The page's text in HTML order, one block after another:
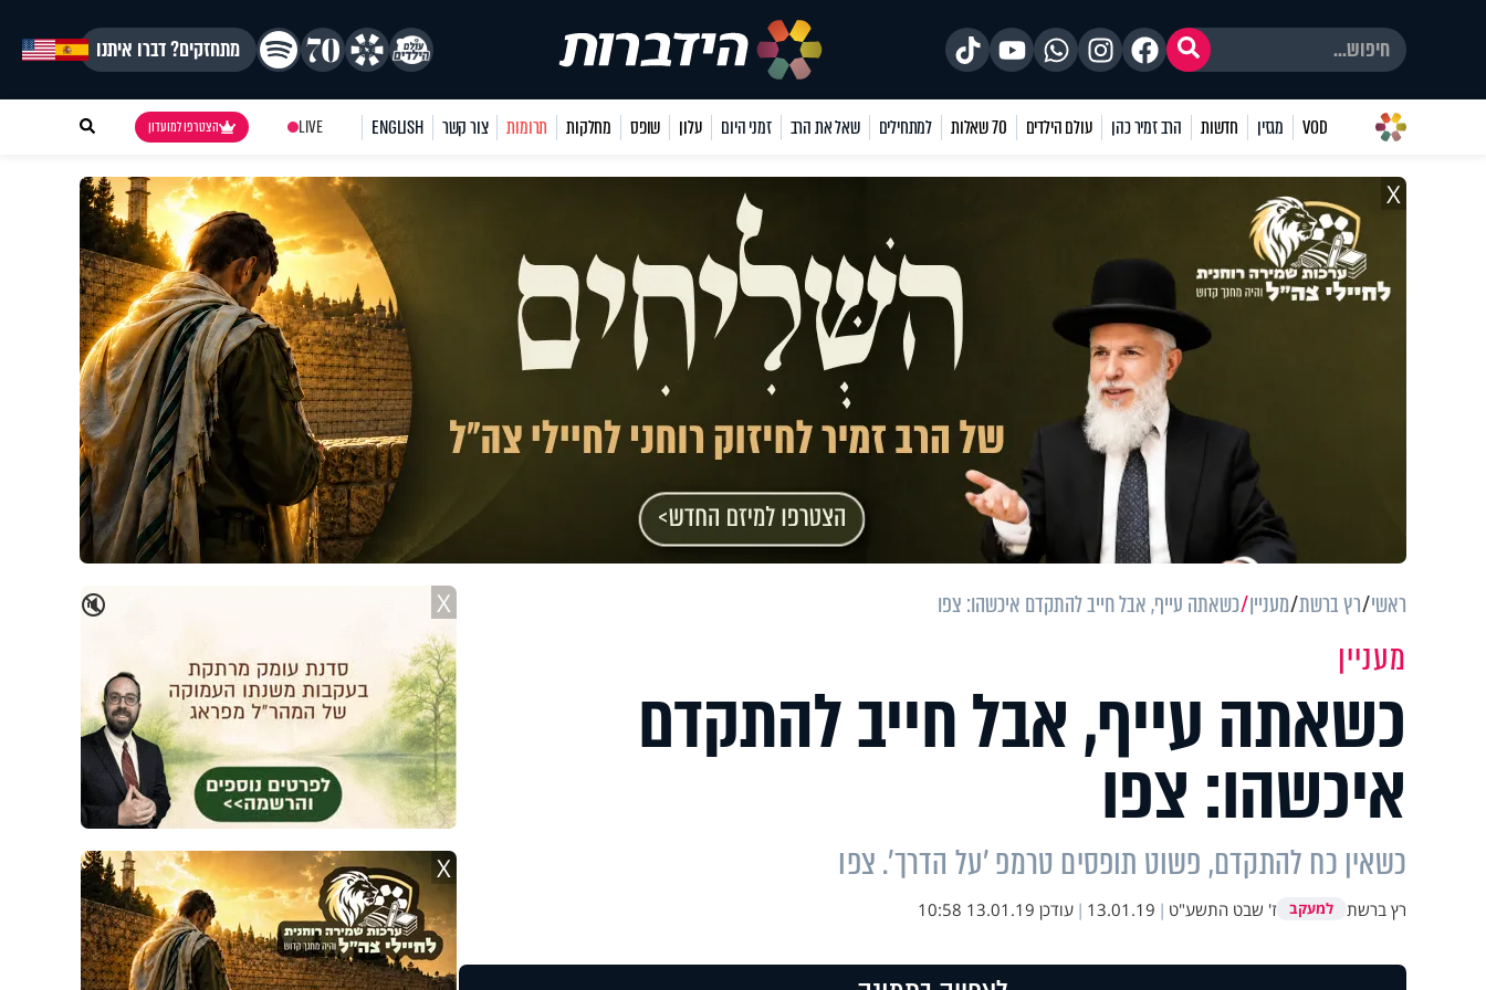
מתחזקים? דברו איתנו
VOD מגזין חדשות הרב זמיר כהן עולם הילדים 70 שאלות למתחילים שאל את הרב זמני היום עלון שופס מחלקות תרומות צור קשר ENGLISH
LIVE הצטרפו למועדון
X
ראשי רץ ברשת מעניין כשאתה עייף, אבל חייב להתקדם איכשהו: צפו
מעניין
כשאתה עייף, אבל חייב להתקדם
איכשהו: צפו
כשאין כח להתקדם, פשוט תופסים טרמפ 'על הדרך'. צפו
רץ ברשת למעקב ז' שבט התשע"ט |
13.01.19
| עודכן 13.01.19 10:58
🔇 X
X